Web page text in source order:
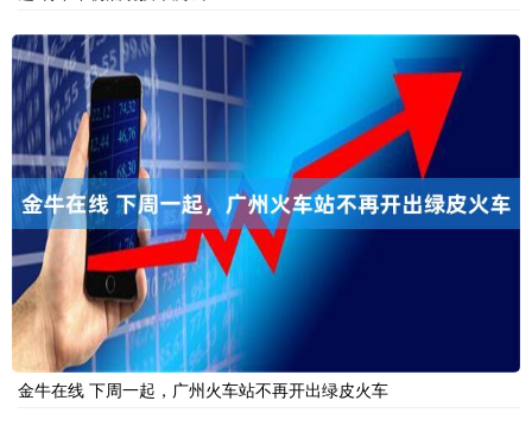
金牛在线 下周一起，广州火车站不再开出绿皮火车